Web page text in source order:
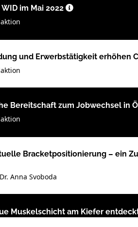
WID im Mai 2022
und Erwerbstätigkeit erhöhen
Bereitschaft zum Jobwechsel in
Bracketpositionierung – ein
Anna Svoboda
Muskelschicht am Kiefer